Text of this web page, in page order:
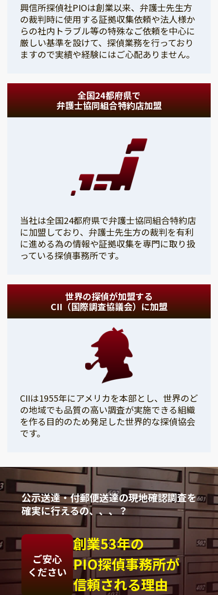
興信所探偵社PIOは創業以来、弁護士先生方
の裁判時に使用する証拠収集依頼や法人様か
らの社内トラブル等の特殊なご依頼を中心に
厳しい基準を設けて、探偵業務を行っており
ますので実績や経験にはご心配ありません。
全国24都府県で
弁護士協同組合特約店加盟
当社は全国24都府県で弁護士協同組合特約店
に加盟しており、弁護士先生方の裁判を有利
に進める為の情報や証拠収集を専門に取り扱
っている探偵事務所です。
世界の探偵が加盟する
CII（国際調査協議会）に加盟
CIIは1955年にアメリカを本部とし、世界のど
の地域でも品質の高い調査が実施できる組織
を作る目的のため発足した世界的な探偵協会
です。
公示送達・付郵便送達の現地確認調査を
確実に行えるの、、、？
ご安心
ください
創業53年の
PIO探偵事務所が
信頼される理由